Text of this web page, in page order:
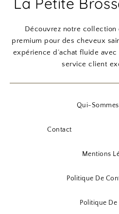
Découvrez notre collection
premium pour des cheveux
expérience d’achat fluide
service client
Qui-
Contact
Mentions
Politique De
Politique De